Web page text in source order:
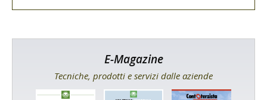
E-Magazine
Tecniche, prodotti e servizi dalle aziende